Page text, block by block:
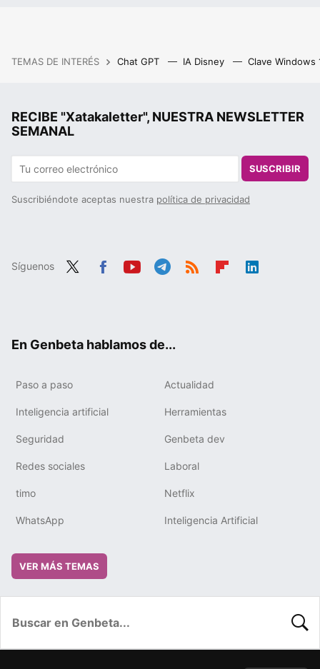
TEMAS DE INTERÉS Chat GPT IA Disney Clave Windows
RECIBE "Xatakaletter", NUESTRA NEWSLETTER
SEMANAL
SUSCRIBIR
Suscribiéndote aceptas nuestra política de privacidad
Síguenos
En Genbeta hablamos de...
Paso a paso Actualidad
Inteligencia artificial Herramientas
Seguridad Genbeta dev
Redes sociales Laboral
timo Netflix
WhatsApp Inteligencia Artificial
VER MÁS TEMAS